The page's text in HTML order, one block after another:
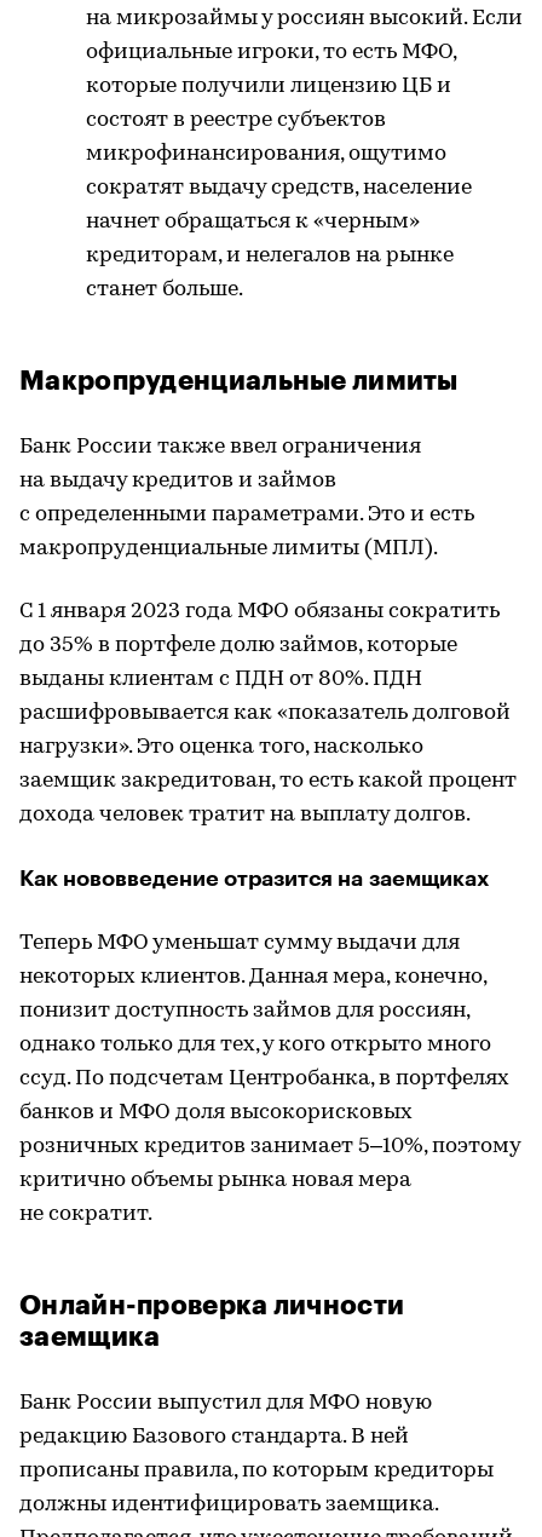
на микрозаймы у россиян высокий. Если
официальные игроки, то есть МФО,
которые получили лицензию ЦБ и
состоят в реестре субъектов
микрофинансирования, ощутимо
сократят выдачу средств, население
начнет обращаться к «черным»
кредиторам, и нелегалов на рынке
станет больше.
Макропруденциальные лимиты
Банк России также ввел ограничения
на выдачу кредитов и займов
с определенными параметрами. Это и есть
макропруденциальные лимиты (МПЛ).
С 1 января 2023 года МФО обязаны сократить
до 35% в портфеле долю займов, которые
выданы клиентам с ПДН от 80%. ПДН
расшифровывается как «показатель долговой
нагрузки». Это оценка того, насколько
заемщик закредитован, то есть какой процент
дохода человек тратит на выплату долгов.
Как нововведение отразится на заемщиках
Теперь МФО уменьшат сумму выдачи для
некоторых клиентов. Данная мера, конечно,
понизит доступность займов для россиян,
однако только для тех, у кого открыто много
ссуд. По подсчетам Центробанка, в портфелях
банков и МФО доля высокорисковых
розничных кредитов занимает 5–10%, поэтому
критично объемы рынка новая мера
не сократит.
Онлайн-проверка личности
заемщика
Банк России выпустил для МФО новую
редакцию Базового стандарта. В ней
прописаны правила, по которым кредиторы
должны идентифицировать заемщика.